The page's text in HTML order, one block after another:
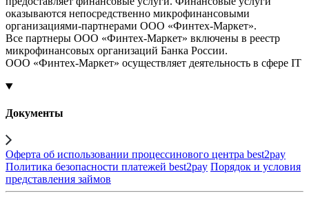
оказываются непосредственно микрофинансовыми
организациями-партнерами ООО «Финтех-Маркет».
Все партнеры ООО «Финтех-Маркет» включены в реестр
микрофинансовых организаций Банка России.
ООО «Финтех-Маркет» осуществляет деятельность в сфере IT
Документы
Оферта об использовании процессинового центра best2pay
Политика безопасности платежей best2pay Порядок и условия
представления займов